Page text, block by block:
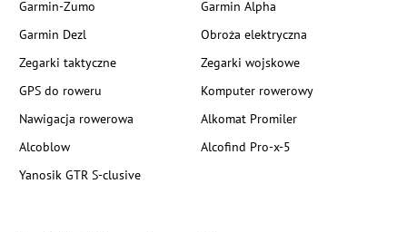
Garmin-Zumo
Garmin Alpha
Garmin Dezl
Obroża elektryczna
Zegarki taktyczne
Zegarki wojskowe
GPS do roweru
Komputer rowerowy
Nawigacja rowerowa
Alkomat Promiler
Alcoblow
Alcofind Pro-x-5
Yanosik GTR S-clusive